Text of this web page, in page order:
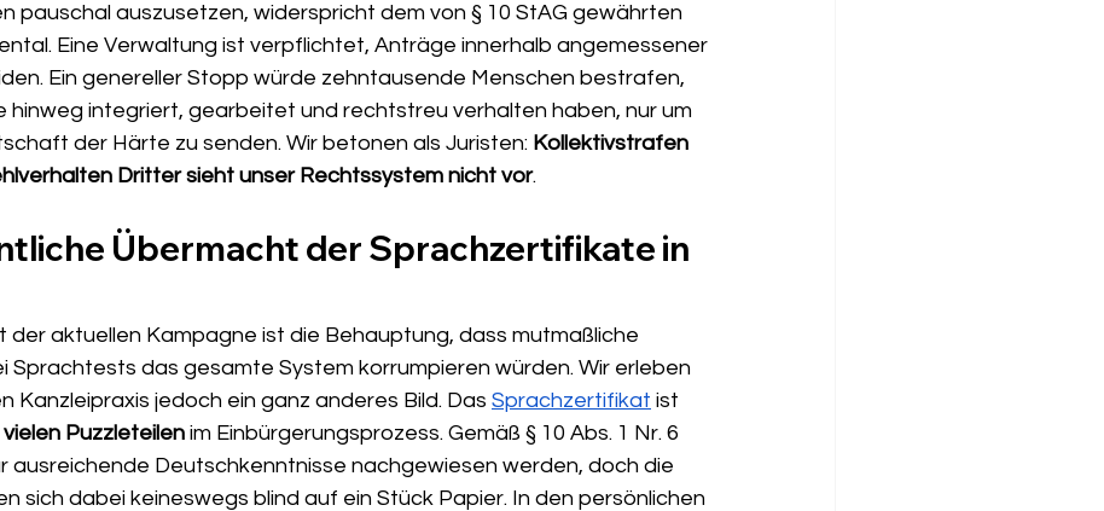
pauschal auszusetzen, widerspricht dem von § 10 StAG gewährten
Eine Verwaltung ist verpflichtet, Anträge innerhalb angemessener
Ein genereller Stopp würde zehntausende Menschen bestrafen,
hinweg integriert, gearbeitet und rechtstreu verhalten haben, nur um
der Härte zu senden. Wir betonen als Juristen: Kollektivstrafen
Dritter sieht unser Rechtssystem nicht vor.
Übermacht der Sprachzertifikate in
der aktuellen Kampagne ist die Behauptung, dass mutmaßliche
Sprachtests das gesamte System korrumpieren würden. Wir erleben
Kanzleipraxis jedoch ein ganz anderes Bild. Das Sprachzertifikat ist
Puzzleteilen im Einbürgerungsprozess. Gemäß § 10 Abs. 1 Nr. 6
ausreichende Deutschkenntnisse nachgewiesen werden, doch die
sich dabei keineswegs blind auf ein Stück Papier. In den persönlichen